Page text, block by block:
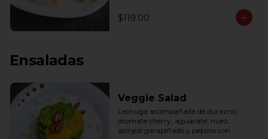
$119.00
Ensaladas
Veggie Salad
Lechuga acompañada de durazno,
jitomate cherry, aguacate, nuez,
ajonjolí garapiñado y pepino con